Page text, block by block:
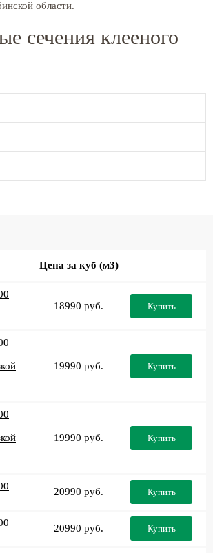
области.
сечения клееного
Цена за куб (м3)
18990 руб. Купить
19990 руб. Купить
19990 руб. Купить
20990 руб. Купить
20990 руб. Купить